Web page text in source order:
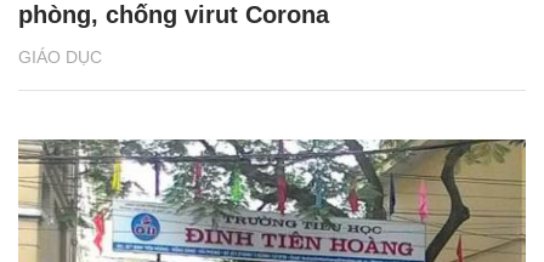
GIÁO DỤC
phòng, chống virut Corona